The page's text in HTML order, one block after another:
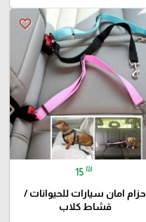
favorite_border
15 ₪
حزام امان سيارات للحيوانات /
قشاط كلاب